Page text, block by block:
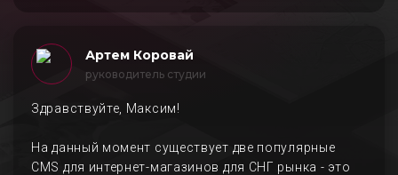
Артем Коровай
руководитель студии
Здравствуйте, Максим!
На данный момент существует две популярные
CMS для интернет-магазинов для СНГ рынка - это